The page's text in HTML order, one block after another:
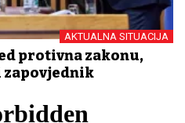
AKTUALNA SITUACIJA
protivna zakonu,
zapovjednik